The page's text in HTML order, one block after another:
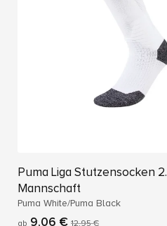
Puma Liga Stutzensocken 2.
Mannschaft
Puma White­/Puma Black
ab 9,06 € 12,95 €